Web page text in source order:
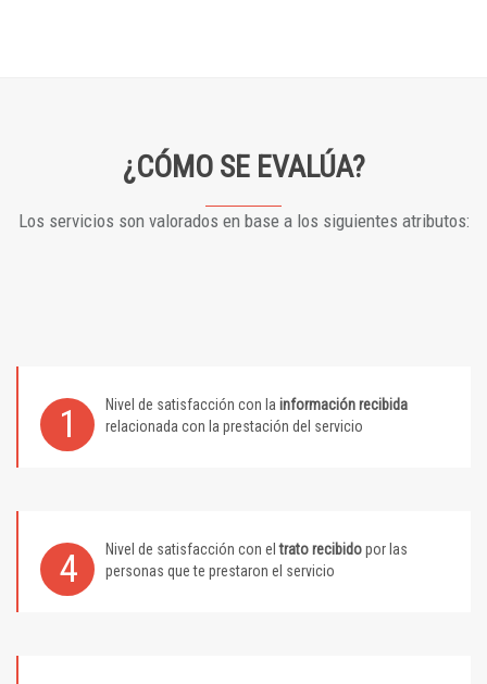
¿CÓMO SE EVALÚA?
Los servicios son valorados en base a los siguientes atributos:
1 Nivel de satisfacción con la información recibida
relacionada con la prestación del servicio
4 Nivel de satisfacción con eltrato recibidopor las
personas que te prestaron el servicio